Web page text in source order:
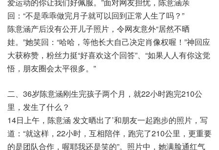
爱运动的你让我们好佩服。”面对网友担忧，陈意涵亲
回：“不是乖乖做完月子就可以回到正常人生了吗？”
陈意涵产后没有公开儿子照片，令网友意外“居然不晒
娃。”她笑回：“哈哈，等他长大自己决定肖像权喔！”神回应
大获称赞，粉丝力挺“好喜欢这个回答”、“如果人人有你这觉
悟，朋友圈会太平很多。”
二、36岁陈意涵刚生完孩子两个月，就22小时跑完210公
里，发生了什么？
14日上午，陈意涵 发文晒出了’和朋友一起跑步的照片，写
道：“就这样，22小时，互相陪伴，跑完了210公里，更重要
的是团队合作，喔耶我还是笑的”。照片中，她满脸通红气